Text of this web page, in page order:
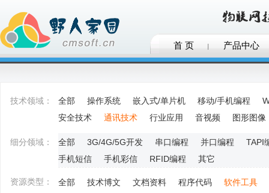
首 页 产品中心
技术领域： 全部 操作系统 嵌入式/单片机 移动/手机编程
安全技术
通讯技术 行业应用 音视频 图形图像
细分领域： 全部 3G/4G/5G开发 串口编程 并口编程
TAPI
手机短信
手机彩信 RFID编程 其它
资源类型： 全部 技术博文 文档资料 程序代码 软件工具